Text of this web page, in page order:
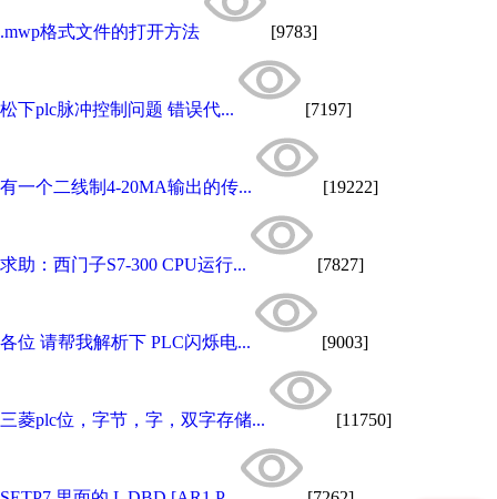
.mwp格式文件的打开方法 [9783]
松下plc脉冲控制问题 错误代... [7197]
有一个二线制4-20MA输出的传... [19222]
求助：西门子S7-300 CPU运行... [7827]
各位 请帮我解析下 PLC闪烁电... [9003]
三菱plc位，字节，字，双字存储... [11750]